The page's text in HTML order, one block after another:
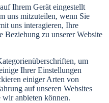
Ihrem Gerät eingestellt
uns mitzuteilen, wenn Sie
uns interagieren, Ihre
Beziehung zu unserer Website
um
Ihrer Einstellungen
einiger Arten von
auf unseren Websites
wir anbieten können.